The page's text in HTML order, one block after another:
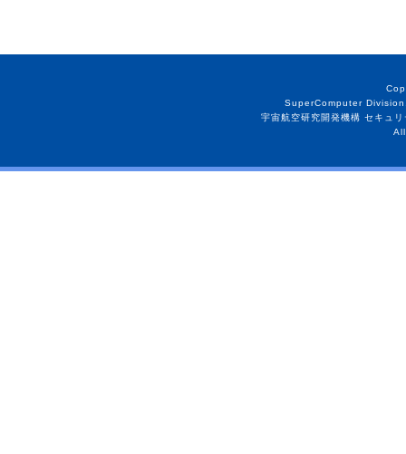
SuperComputer
宇宙航空研究開発機構 セキュ